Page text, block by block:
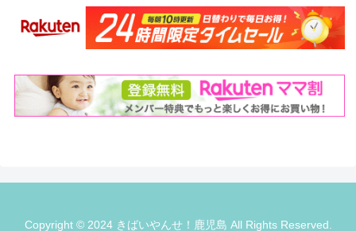
Copyright © 2024 きばいやんせ！鹿児島 All Rights Reserved.